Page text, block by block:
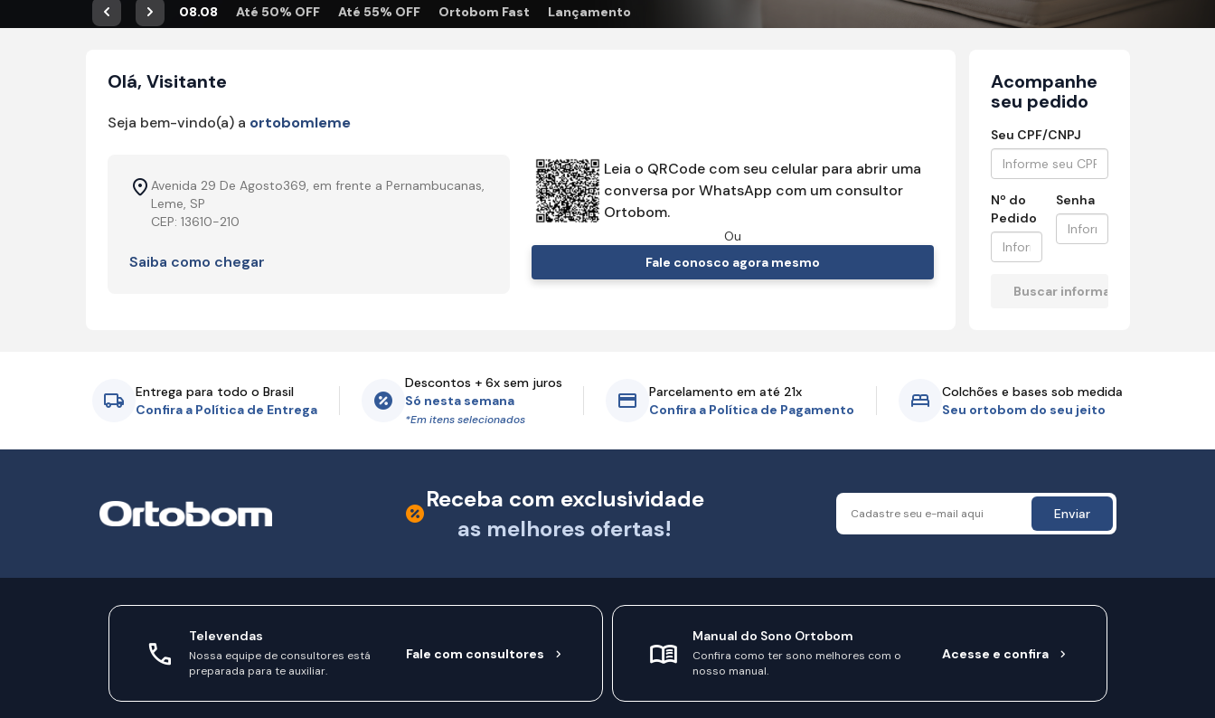
AnteriorPróximo
08.08 Até 50% OFF Até 55% OFF Ortobom Fast Lançamento
Olá, Visitante
Seja bem-vindo(a) a ortobomleme
Avenida 29 De Agosto369, em frente a Pernambucanas,
Leme, SP
CEP: 13610-210
Saiba como chegar
Leia o QRCode com seu celular para abrir uma
conversa por WhatsApp com um consultor
Ortobom.
Ou
Fale conosco agora mesmo
Acompanhe
seu pedido
Seu CPF/CNPJ
Nº do
Pedido
Senha
Entrega para todo o Brasil
Confira a Política de Entrega
Descontos + 6x sem juros
Só nesta semana
*Em itens selecionados
Parcelamento em até 21x
Confira a Política de Pagamento
Colchões e bases sob medida
Seu ortobom do seu jeito
Receba com exclusividade
as melhores ofertas!
Enviar
Televendas
Nossa equipe de consultores está
preparada para te auxiliar.
Fale com consultores
Manual do Sono Ortobom
Confira como ter sono melhores com o
nosso manual.
Acesse e confira